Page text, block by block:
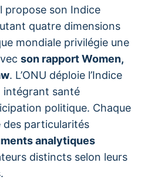
propose son Indice
quatre dimensions
mondiale privilégie une
son rapport Women,
. L’ONU déploie l’Indice
intégrant santé
politique. Chaque
des particularités
analytiques
distincts selon leurs